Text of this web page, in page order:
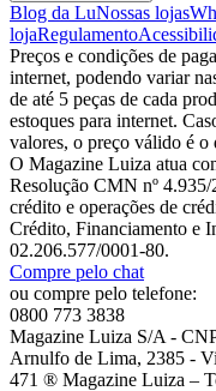
Blog da LuNossas lojas
lojaRegulamento
Preços e condições de
internet, podendo variar
de até 5 peças de cada
estoques para internet.
valores, o preço válido é o
O Magazine Luiza atua
Resolução CMN nº 4.935/
crédito e operações de
Crédito, Financiamento e
02.206.577/0001-80.
Compre pelo chat
ou compre pelo telefone:
0800 773 3838
Magazine Luiza S/A -
Arnulfo de Lima, 2385 -
471 ® Magazine Luiza –